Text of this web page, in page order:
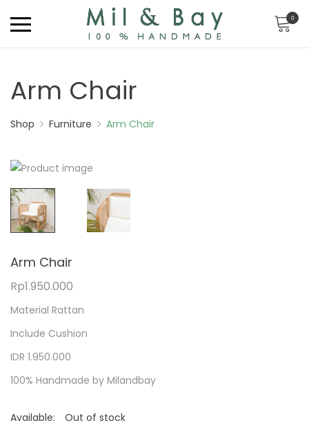
0
Arm Chair
Shop Furniture Arm Chair
Arm Chair
Rp1.950.000
Material Rattan
Include Cushion
IDR 1.950.000
100% Handmade by Milandbay
Available: Out of stock